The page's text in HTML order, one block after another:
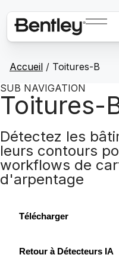
Accueil / Toitures-B
SUB NAVIGATION
Toitures-
Détectez les
leurs contours
workflows de
d'arpentage
Télécharger
Retour à Détecteurs IA